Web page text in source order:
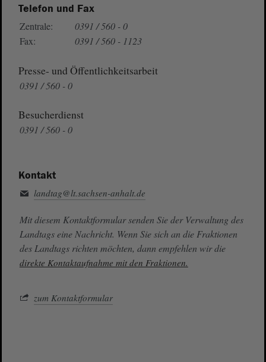
Telefon und Fax
Zentrale:
0391 / 560 - 0
Fax:
0391 / 560 - 1123
Presse- und Öffentlichkeitsarbeit
0391 / 560 - 0
Besucherdienst
0391 / 560 - 0
Kontakt
landtag@lt.sachsen-anhalt.de
Mit diesem Kontaktformular senden Sie der Verwaltung des
Landtags eine Nachricht. Wenn Sie sich an die Fraktionen
des Landtags richten möchten, dann empfehlen wir die
direkte Kontaktaufnahme mit den Fraktionen.
zum Kontaktformular